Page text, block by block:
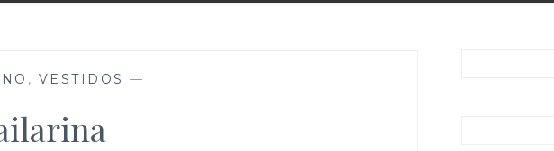
, VESTIDOS —